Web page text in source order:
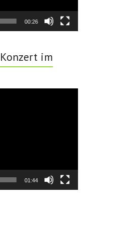
00:26
im
01:44